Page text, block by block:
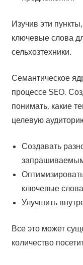
Изучив эти
ключевые слова
сельхозтехники.
Семантическое
процессе SEO.
понимать, какие
целевую
Создавать
ключевые слова.
Улучшить
Все это может
количество